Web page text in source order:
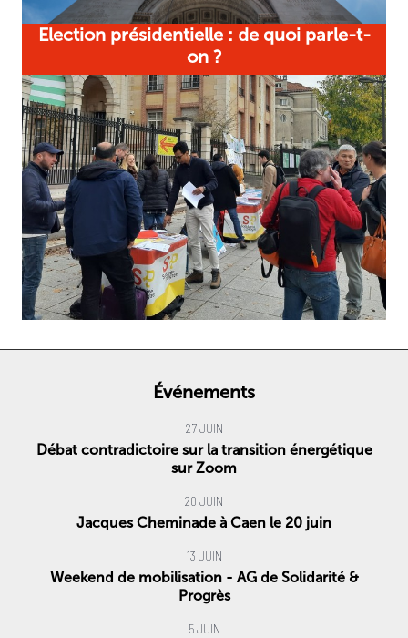
Election présidentielle : de quoi parle-t-
on ?
Événements
27 JUIN
Débat contradictoire sur la transition énergétique
sur Zoom
20 JUIN
Jacques Cheminade à Caen le 20 juin
13 JUIN
Weekend de mobilisation - AG de Solidarité &
Progrès
5 JUIN